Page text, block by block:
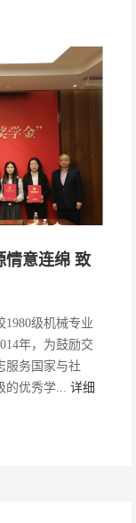
情意连绵 致
级机械专业
年，为鼓励交
服务国家与社
的优秀学... 详细